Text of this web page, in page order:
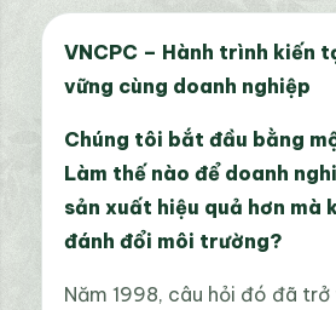
VNCPC – Hành trình kiến
vững cùng doanh nghiệp
Chúng tôi bắt đầu bằng
Làm thế nào để doanh
sản xuất hiệu quả hơn mà
đánh đổi môi trường?
Năm 1998, câu hỏi đó đã trở